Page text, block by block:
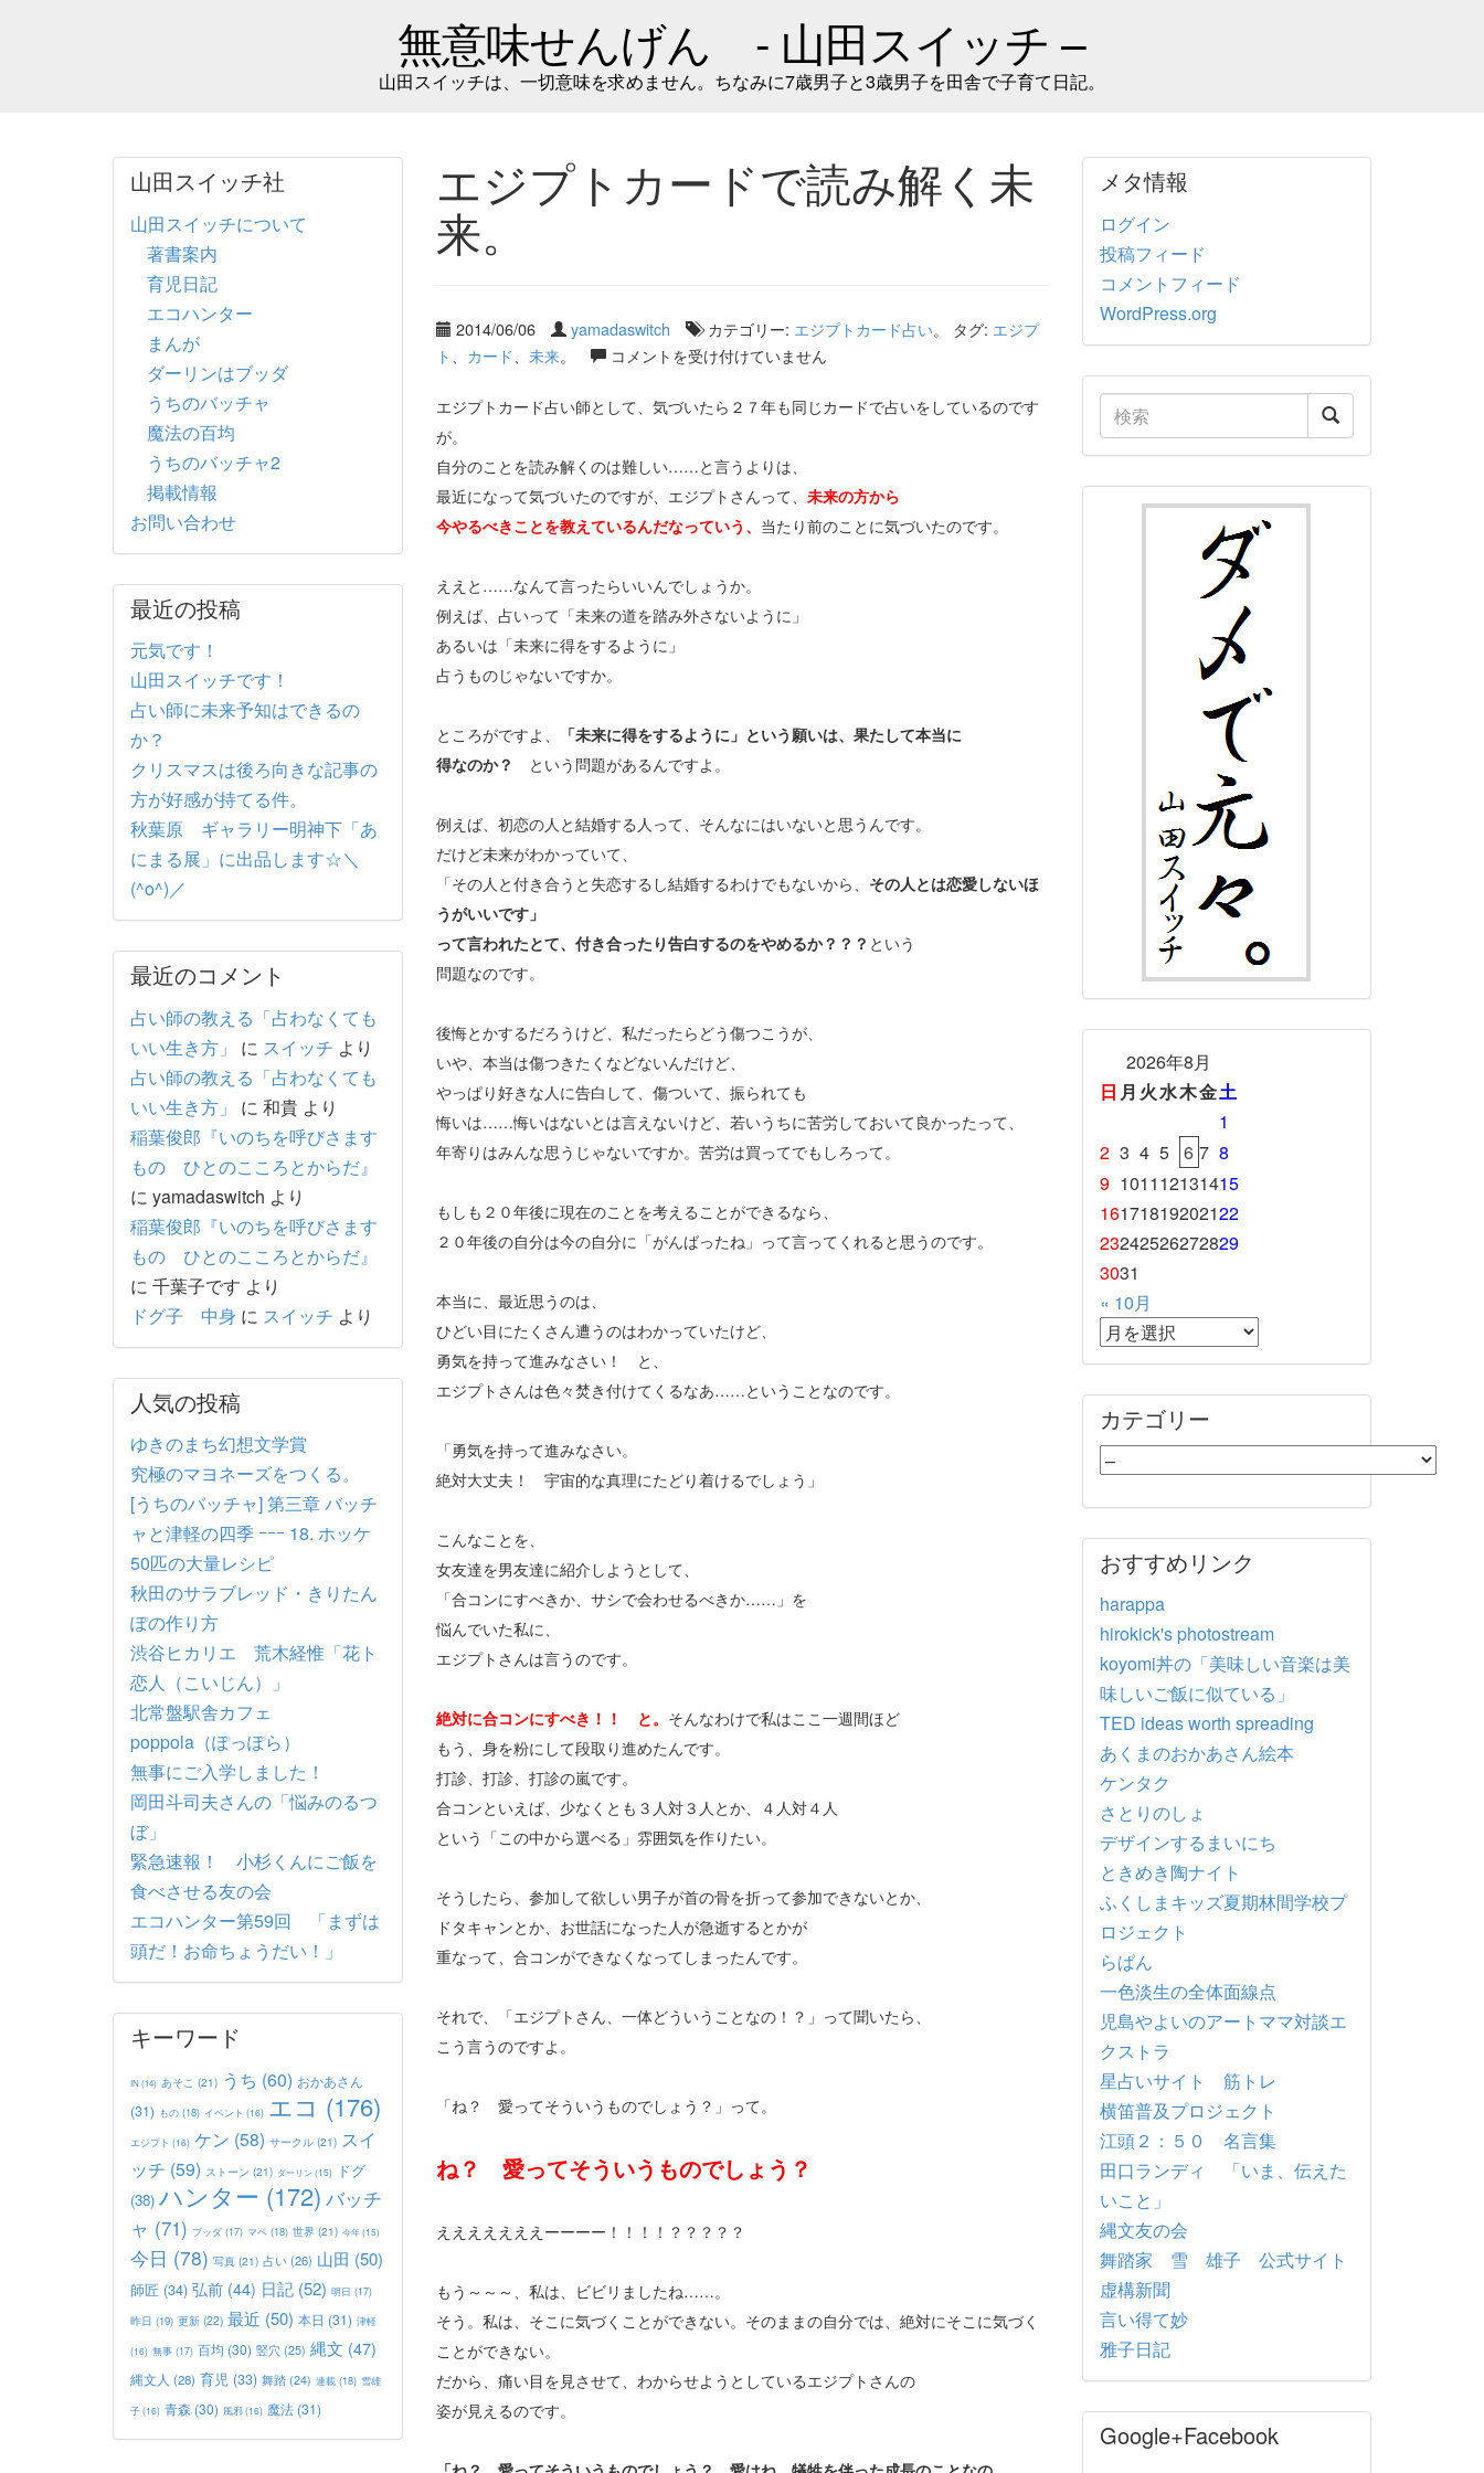
無意味せんげん - 山田スイッチ –
山田スイッチは、一切意味を求めません。ちなみに7歳男子と3歳男子を田舎で子育て日記。
エジプトカードで読み解く未
来。
2014/06/06 yamadaswitch カテゴリー: エジプトカード占い。 タグ: エジプ
ト
カード 未来。 コメントを受け付けていません
エジプトカード占い師として、気づいたら２７年も同じカードで占いをしているのです
が。
自分のことを読み解くのは難しい……と言うよりは、
最近になって気づいたのですが、エジプトさんって、 未来の方から
今やるべきことを教えているんだなっていう、 当たり前のことに気づいたのです。
ええと……なんて言ったらいいんでしょうか。
例えば、占いって「未来の道を踏み外さないように」
あるいは「未来に得をするように」
占うものじゃないですか。
ところがですよ、
「未来に得をするように」という願いは、果たして本当に
得なのか？
という問題があるんですよ。
例えば、 初恋の人と結婚する人って、そんなにはいないと思うんです。
だけど未来がわかっていて、
「その人と付き合うと失恋するし結婚するわけでもないから、 その人とは恋愛しないほ
うがいいです」
って言われたとて、付き合ったり告白するのをやめるか？？？ という
問題なのです。
後悔とかするだろうけど、私だったらどう傷つこうが、
いや、本当は傷つきたくなどないんだけど、
やっぱり好きな人に告白して、傷ついて、振られても
悔いは……悔いはないとは言えないけど、若いうちに苦労しておいて良かったって、
年寄りはみんな思うじゃないですか。苦労は買ってでもしろって。
もしも２０年後に現在のことを考えることができるなら、
２０年後の自分は今の自分に「がんばったね」って言ってくれると思うのです。
本当に、最近思うのは、
ひどい目にたくさん遭うのはわかっていたけど、
勇気を持って進みなさい！ と、
エジプトさんは色々焚き付けてくるなあ……ということなのです。
「勇気を持って進みなさい。
絶対大丈夫！ 宇宙的な真理にたどり着けるでしょう」
こんなことを、
女友達を男友達に紹介しようとして、
「合コンにすべきか、サシで会わせるべきか……」を
悩んでいた私に、
エジプトさんは言うのです。
絶対に合コンにすべき！！ と。 そんなわけで私はここ一週間ほど
もう、身を粉にして段取り進めたんです。
打診、打診、打診の嵐です。
合コンといえば、少なくとも３人対３人とか、４人対４人
という「この中から選べる」雰囲気を作りたい。
そうしたら、参加して欲しい男子が首の骨を折って参加できないとか、
ドタキャンとか、お世話になった人が急逝するとかが
重なって、合コンができなくなってしまったんです。
それで、「エジプトさん、一体どういうことなの！？」って聞いたら、
こう言うのですよ。
「ね？ 愛ってそういうものでしょう？」って。
ね？ 愛ってそういうものでしょう？
えええええええーーーー！！！！？？？？？
もう～～～、私は、ビビリましたね……。
そう。私は、そこに気づくことができない。そのままの自分では、絶対にそこに気づく
ことができない。
だから、痛い目を見させて、わからせようとしているエジプトさんの
姿が見えるのです。
山田スイッチ社
山田スイッチについて
著書案内
育児日記
エコハンター
まんが
ダーリンはブッダ
うちのバッチャ
魔法の百均
うちのバッチャ2
掲載情報
お問い合わせ
最近の投稿
元気です！
山田スイッチです！
占い師に未来予知はできるの
か？
クリスマスは後ろ向きな記事の
方が好感が持てる件。
秋葉原 ギャラリー明神下「あ
にまる展」に出品します☆＼
(^o^)／
最近のコメント
占い師の教える「占わなくても
いい生き方」
に スイッチ より
占い師の教える「占わなくても
いい生き方」
に 和貴 より
稲葉俊郎『いのちを呼びさます
もの ひとのこころとからだ』
に yamadaswitch より
稲葉俊郎『いのちを呼びさます
もの ひとのこころとからだ』
に 千葉子です より
ドグ子 中身 に スイッチ より
人気の投稿
ゆきのまち幻想文学賞
究極のマヨネーズをつくる。
[うちのバッチャ] 第三章 バッチ
ャと津軽の四季 ｰｰｰ 18. ホッケ
50匹の大量レシピ
秋田のサラブレッド・きりたん
ぽの作り方
渋谷ヒカリエ 荒木経惟「花ト
恋人（こいじん）」
北常盤駅舎カフェ
poppola（ぽっぽら）
無事にご入学しました！
岡田斗司夫さんの「悩みのるつ
ぼ」
緊急速報！ 小杉くんにご飯を
食べさせる友の会
エコハンター第59回 「まずは
頭だ！お命ちょうだい！」
キーワード
IN(14) あそこ (21) うち (60) おかあさん
(31) もの (18) イベント (16) エコ (176)
エジプト (16) ケン (58) サークル (21) スイ
ッチ (59) ストーン (21) ダーリン(15)
ドグ
(38) ハンター (172) バッチ
ャ (71) ブッダ (17) マペ (18) 世界 (21) 今年(15)
今日 (78) 写真 (21) 占い(26) 山田 (50)
師匠 (34) 弘前 (44) 日記 (52) 明日 (17)
昨日 (19) 更新 (22) 最近 (50) 本日 (31) 津軽
(16) 無事 (17) 百均 (30) 竪穴 (25) 縄文 (47)
縄文人 (28) 育児 (33) 舞踏 (24) 連載 (18) 雪雄
子(16) 青森 (30) 風邪(16) 魔法 (31)
メタ情報
ログイン
投稿フィード
コメントフィード
WordPress.org
2026年8月
日 月 火水木金土
1
2 3 4 5 6 7 8
9 101112131415
16171819202122
23242526272829
3031
« 10月
カテゴリー
おすすめリンク
harappa
hirokick's photostream
koyomi丼の「美味しい音楽は美
味しいご飯に似ている」
TED ideas worth spreading
あくまのおかあさん絵本
ケンタク
さとりのしょ
デザインするまいにち
ときめき陶ナイト
ふくしまキッズ夏期林間学校プ
ロジェクト
らぱん
一色淡生の全体面線点
児島やよいのアートママ対談エ
クストラ
星占いサイト 筋トレ
横笛普及プロジェクト
江頭２：５０ 名言集
田口ランディ 「いま、伝えた
いこと」
縄文友の会
舞踏家 雪 雄子 公式サイト
虚構新聞
言い得て妙
雅子日記
Google+Facebook